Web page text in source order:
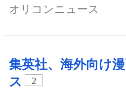
オリコンニュース
集英社、海外向け
ス
2